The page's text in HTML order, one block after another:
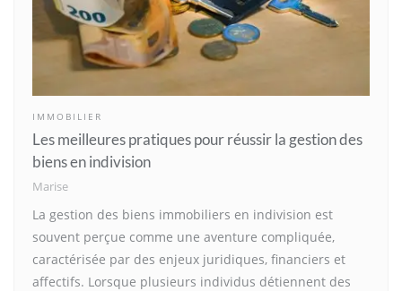
IMMOBILIER
Les meilleures pratiques pour réussir la gestion des
biens en indivision
Marise
La gestion des biens immobiliers en indivision est
souvent perçue comme une aventure compliquée,
caractérisée par des enjeux juridiques, financiers et
affectifs. Lorsque plusieurs individus détiennent des